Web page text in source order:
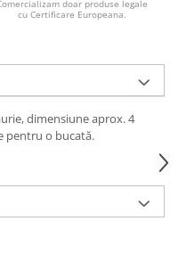
doar produse legale
cu Certificare Europeana.
dimensiune aprox. 4
pentru o bucată.